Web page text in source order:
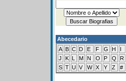
Abecedario
A B C D E F G H
I
J
K L M N O P Q
R
S T U V W X Y Z #